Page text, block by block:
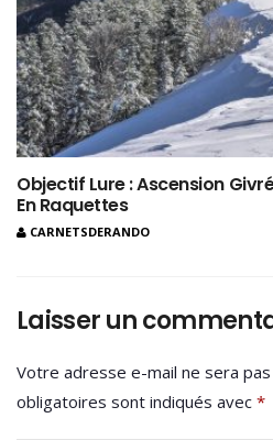
Objectif Lure : Ascension
En Raquettes
CARNETSDERANDO
Laisser un
Votre adresse e-mail ne sera pas
obligatoires sont indiqués avec *